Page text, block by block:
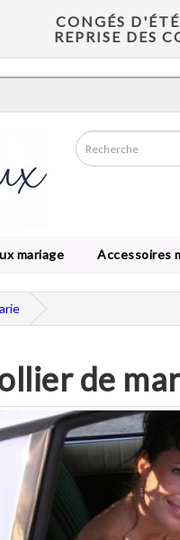
CONGÉS
REPRISE DES
mariage Accessoires
de